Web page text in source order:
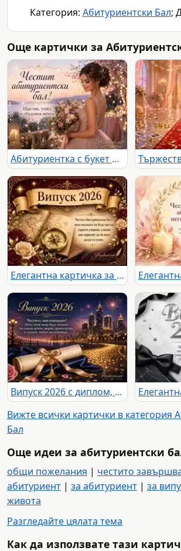
Категория: Абитуриентски Бал;
Още картички за
Абитуриентка с букет и празничен надпис за бал край романтичен залез
Елегантна картичка за Випуск 2026 с компас, рози и пожелание за абитуриентски бал
Випуск 2026 с диплом, фойерверки и празничен градски силует
Вижте всички картички в категория
Бал
Още идеи за абитуриентски
общи пожелания | честито
абитуриент | за абитуриент | за
живота
Разгледайте цялата тема
Как да използвате тази